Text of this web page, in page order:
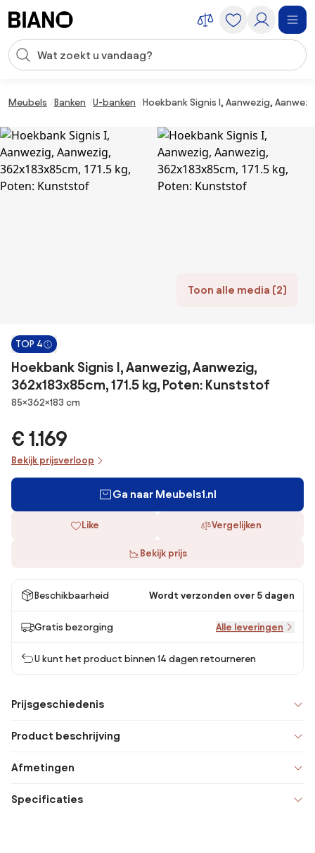
Zoekopdracht invoeren
Meubels Banken U-banken Hoekbank Signis I, Aanwezig,
Toon alle media (2)
TOP 4
Hoekbank Signis I, Aanwezig, Aanwezig,
362x183x85cm, 171.5 kg, Poten: Kunststof
Afmetingen
85×362×183 cm
€ 1.169
Bekijk prijsverloop
Ga naar Meubels1.nl
Like Vergelijken
Bekijk prijs
Beschikbaarheid Wordt verzonden over 5 dagen
Gratis bezorging Alle leveringen
U kunt het product binnen 14 dagen retourneren
Prijsgeschiedenis
Product beschrijving
Afmetingen
Specificaties